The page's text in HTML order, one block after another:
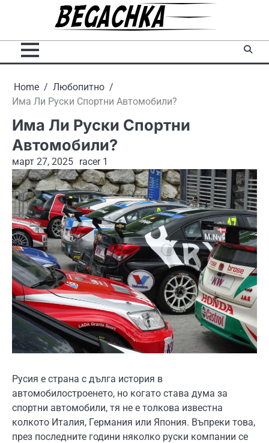
Home
Любопитно
Има Ли Руски Спортни Автомобили?
Има Ли Руски Спортни
Автомобили?
март 27, 2025 racer 1
Русия е страна с дълга история в
автомобилостроенето, но когато става дума за
спортни автомобили, тя не е толкова известна
колкото Италия, Германия или Япония. Въпреки това,
през последните години няколко руски компании се